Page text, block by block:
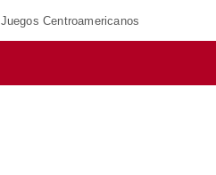
Juegos Centroamericanos